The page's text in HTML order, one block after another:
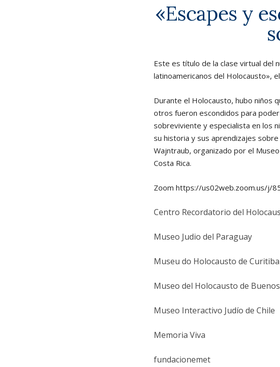
«Escapes y
Este es título de la clase virtual del
latinoamericanos del Holocausto»,
Durante el Holocausto, hubo niños
otros fueron escondidos para
sobreviviente y especialista en los
su historia y sus aprendizajes
Wajntraub, organizado por el
Costa Rica.
Zoom https://us02web.zoom.us/j/
Centro Recordatorio del
Museo Judio del Paraguay
Museu do Holocausto de Curitiba
Museo del Holocausto de
Museo Interactivo Judío de Chile
Memoria Viva
fundacionemet